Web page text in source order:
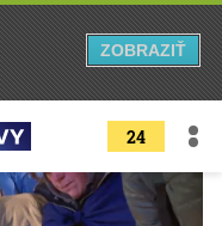
24
ZOBRAZIŤ